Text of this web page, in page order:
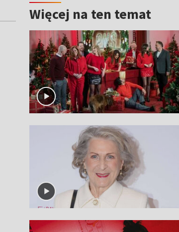
Więcej na ten temat